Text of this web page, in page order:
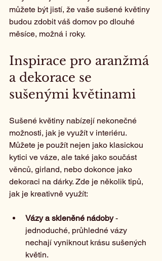
můžete být jistí, že vaše sušené květiny
budou zdobit váš domov po dlouhé
měsíce, možná i roky.
Inspirace pro aranžmá
a dekorace se
sušenými květinami
Sušené květiny nabízejí nekonečné
možnosti, jak je využít v interiéru.
Můžete je použít nejen jako klasickou
kytici ve váze, ale také jako součást
věnců, girland, nebo dokonce jako
dekoraci na dárky. Zde je několik tipů,
jak je kreativně využít:
Vázy a skleněné nádoby -
jednoduché, průhledné vázy
nechají vyniknout krásu sušených
květin.